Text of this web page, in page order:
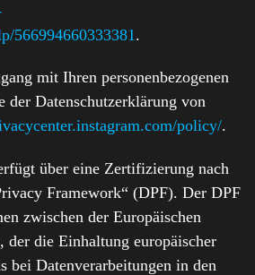
566994660333381.
mit Ihren personenbezogenen
der Datenschutzerklärung von
policy/.
über eine Zertifizierung nach
Framework“ (DPF). Der DPF
zwischen der Europäischen
die Einhaltung europäischer
bei Datenverarbeitungen in den